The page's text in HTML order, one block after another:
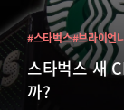
스타벅스 새
까?
#스타벅스#브라이언